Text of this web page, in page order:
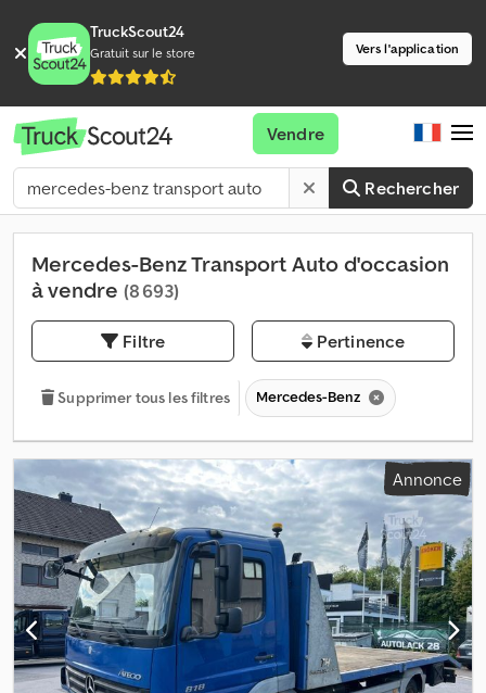
TruckScout24
Gratuit sur le store Vers l'application
Rechercher
Vendre
Mercedes-Benz Transport Auto d'occasion
à vendre (8 693)
Filtre Pertinence
Supprimer tous les filtres Mercedes-Benz
Annonce